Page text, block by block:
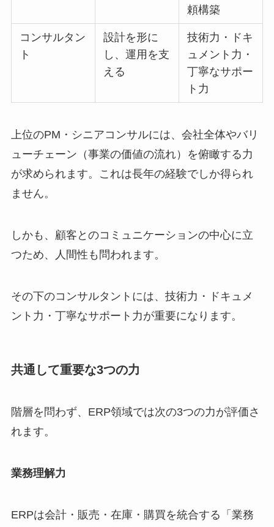
頼構築
コンサルタン
ト
設計を形に
し、運用を支
える
技術力・ドキ
ュメント力・
丁寧なサポー
ト力
上位のPM・シニアコンサルには、会社全体やバリ
ューチェーン（事業の価値の流れ）を俯瞰する力
が求められます。これは長年の経験でしか得られ
ません。
しかも、顧客とのコミュニケーションの中心に立
つため、人間性も問われます。
その下のコンサルタントには、技術力・ドキュメ
ント力・丁寧なサポート力が重要になります。
共通して重要な3つの力
階層を問わず、ERP領域では次の3つの力が評価さ
れます。
業務理解力
ERPは会計・販売・在庫・購買を統合する「業務